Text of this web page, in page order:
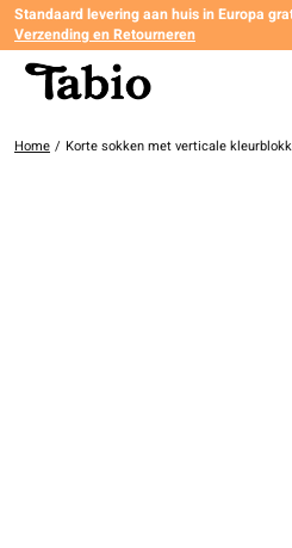
Standaard levering aan huis in Europa
Verzending en Retourneren
Home / Korte sokken met verticale